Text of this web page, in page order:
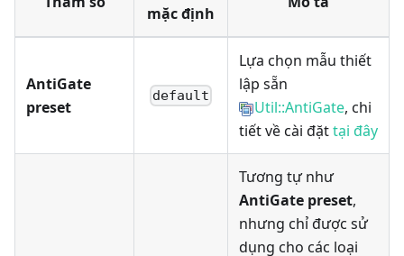
mặc định
AntiGate
preset
default
Lựa chọn mẫu thiết
lập sẵn
Util::AntiGate, chi
tiết về cài đặttại đây
Tương tự như
AntiGate preset,
nhưng chỉ được sử
dụng cho các loại